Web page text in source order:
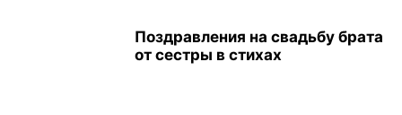
Поздравления на свадьбу брата
от сестры в стихах